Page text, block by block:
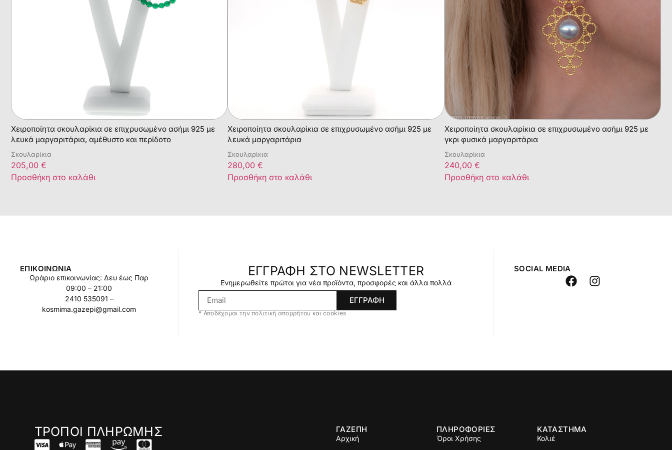
Χειροποίητα σκουλαρίκια σε επιχρυσωμένο ασήμι 925 με
λευκά μαργαριτάρια, αμέθυστο και περίδοτο
Σκουλαρίκια
205,00 €
Προσθήκη στο καλάθι
Χειροποίητα σκουλαρίκια σε επιχρυσωμένο ασήμι 925 με
λευκά μαργαριτάρια
Σκουλαρίκια
280,00€
Προσθήκη στο καλάθι
Χειροποίητα σκουλαρίκια σε επιχρυσωμένο ασήμι 925 με
γκρι φυσικά μαργαριτάρια
Σκουλαρίκια
240,00 €
Προσθήκη στο καλάθι
ΕΠΙΚΟΙΝΩΝΊΑ
Ωράριο επικοινωνίας: Δευ έως Παρ
09:00 – 21:00
2410 535091 –
kosmima.gazepi@gmail.com
ΕΓΓΡΑΦΗ ΣΤΟ NEWSLETTER
Ενημερωθείτε πρώτοι για νέα προϊόντα, προσφορές και άλλα πολλά
ΕΓΓΡΑΦΗ
* Αποδέχομαι την πολιτική απορρήτου και cookies
SOCIAL MEDIA
ΤΡΟΠΟΙ ΠΛΗΡΩΜΗΣ ΓΑΖΕΠΗ
Αρχική
ΠΛΗΡΟΦΟΡΙΕΣ
Όροι Χρήσης
ΚΑΤΑΣΤΗΜΑ
Κολιέ